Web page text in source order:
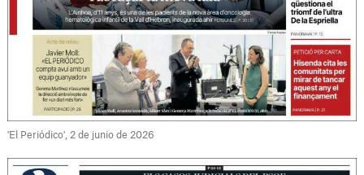
'El Periódico', 2 de junio de 2026